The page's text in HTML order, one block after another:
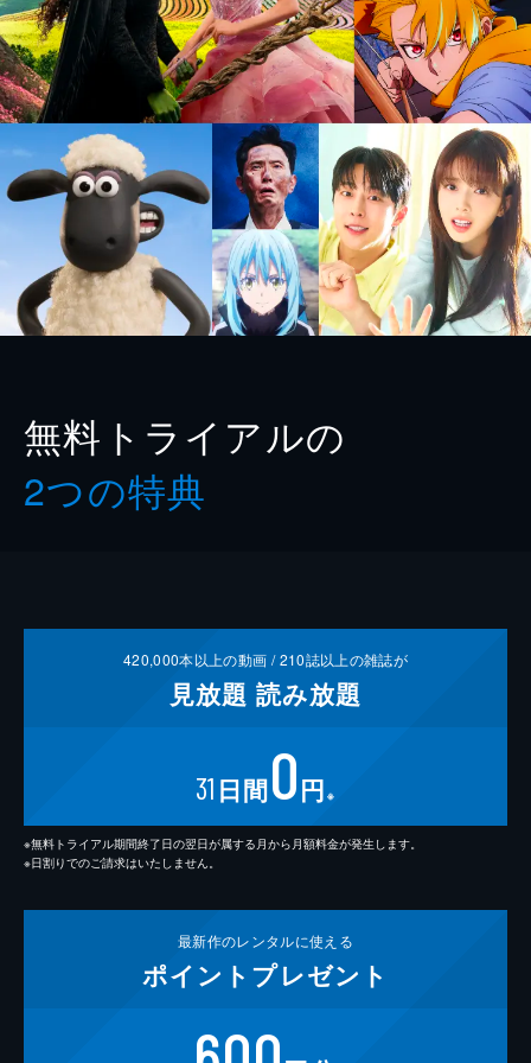
無料トライアルの
2つの特典
420,000本以上の動画 /210誌以上の雑誌が
見放題 読み放題
31 日間0円 ※
※無料トライアル期間終了日の翌日が属する月から月額料金が発生します。
※日割りでのご請求はいたしません。
最新作のレンタルに使える
ポイント プレゼント